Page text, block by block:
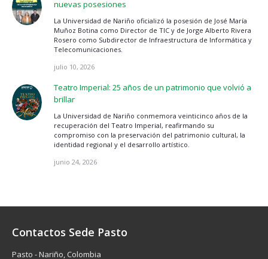
nuevas posesiones
La Universidad de Nariño oficializó la posesión de José María
Muñoz Botina como Director de TIC y de Jorge Alberto Rivera
Rosero como Subdirector de Infraestructura de Informática y
Telecomunicaciones.
julio 10, 2026
Teatro Imperial: 25 años de un patrimonio que volvió a
brillar
La Universidad de Nariño conmemora veinticinco años de la
recuperación del Teatro Imperial, reafirmando su
compromiso con la preservación del patrimonio cultural, la
identidad regional y el desarrollo artístico.
junio 24, 2026
Contactos Sede Pasto
Pasto - Nariño, Colombia